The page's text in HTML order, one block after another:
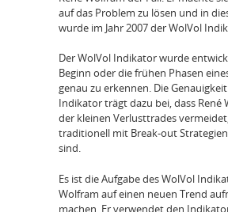
auf das Problem zu lösen und in
wurde im Jahr 2007 der WolVol
Der WolVol Indikator wurde
Beginn oder die frühen Phasen
genau zu erkennen. Die
Indikator trägt dazu bei, dass René
der kleinen Verlusttrades
traditionell mit Break-out
sind.
Es ist die Aufgabe des WolVol
Wolfram auf einen neuen Trend
machen. Er verwendet den